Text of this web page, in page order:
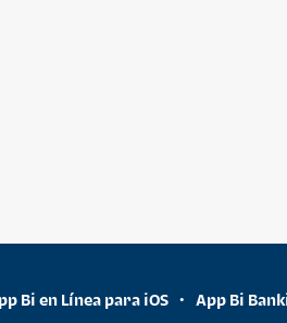
Bi en Línea para iOS • App Bi